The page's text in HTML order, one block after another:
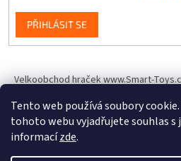
Tento web používá soubory
tohoto webu vyjadřujete souhlas s
informacízde.
PŘIHLÁSIT SE
Velkoobchod hraček www.Smart-